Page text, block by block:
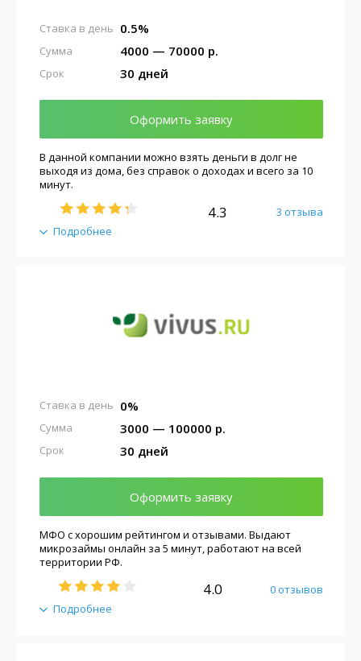
0.5%
Ставка в день
4000 — 70000 р.
Сумма
30 дней
Срок
Оформить заявку
Подробнее
В данной компании можно взять деньги в долг не
выходя из дома, без справок о доходах и всего за 10
минут.
4.3 3 отзыва
0%
Ставка в день
3000 — 100000 р.
Сумма
30 дней
Срок
Оформить заявку
Подробнее
МФО с хорошим рейтингом и отзывами. Выдают
микрозаймы онлайн за 5 минут, работают на всей
территории РФ.
4.0 0 отзывов